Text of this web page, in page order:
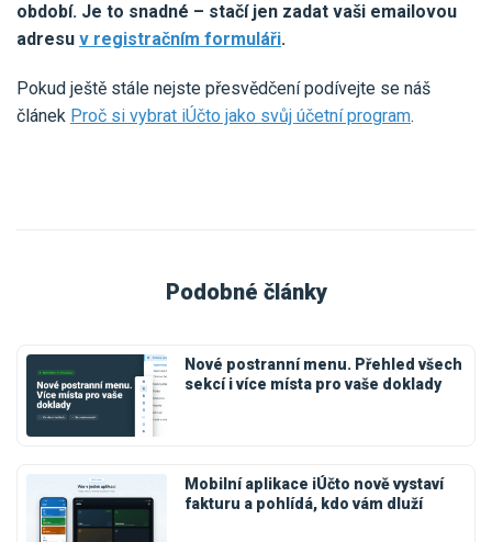
období. Je to snadné – stačí jen zadat vaši emailovou
adresu v registračním formuláři.
Pokud ještě stále nejste přesvědčení podívejte se náš
článek Proč si vybrat iÚčto jako svůj účetní program.
Podobné články
Nové postranní menu. Přehled všech
sekcí i více místa pro vaše doklady
Mobilní aplikace iÚčto nově vystaví
fakturu a pohlídá, kdo vám dluží